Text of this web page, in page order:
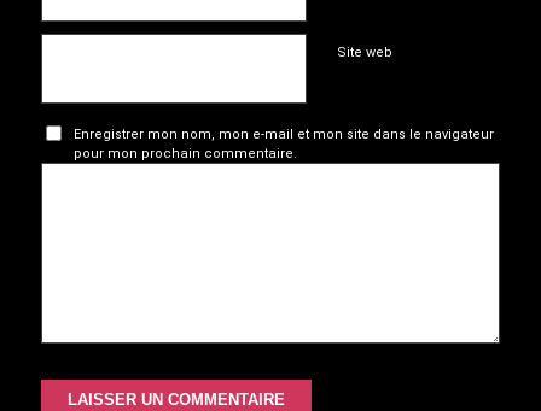
Site web
Enregistrer mon nom, mon e-mail et mon site dans le navigateur
pour mon prochain commentaire.